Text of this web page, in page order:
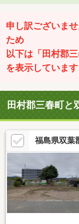
申し訳ございま
ため
以下は「田村郡
を表示しています
田村郡三春町と
福島県双葉